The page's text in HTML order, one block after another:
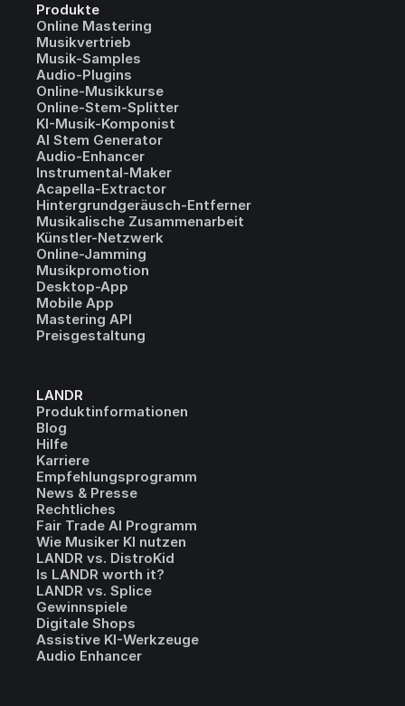
Produkte
Online Mastering
Musikvertrieb
Musik-Samples
Audio-Plugins
Online-Musikkurse
Online-Stem-Splitter
KI-Musik-Komponist
AI Stem Generator
Audio-Enhancer
Instrumental-Maker
Acapella-Extractor
Hintergrundgeräusch-Entferner
Musikalische Zusammenarbeit
Künstler-Netzwerk
Online-Jamming
Musikpromotion
Desktop-App
Mobile App
Mastering API
Preisgestaltung
LANDR
Produktinformationen
Blog
Hilfe
Karriere
Empfehlungsprogramm
News & Presse
Rechtliches
Fair Trade AI Programm
Wie Musiker KI nutzen
LANDR vs. DistroKid
Is LANDR worth it?
LANDR vs. Splice
Gewinnspiele
Digitale Shops
Assistive KI-Werkzeuge
Audio Enhancer